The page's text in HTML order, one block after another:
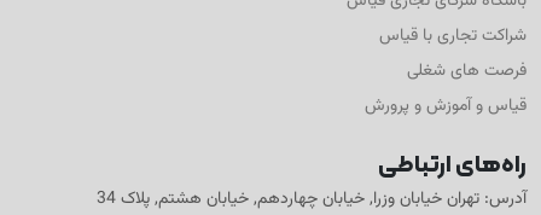
شراکت تجاری با قیاس
فرصت های شغلی
قیاس و آموزش و پرورش
راه‌های ارتباطی
آدرس: تهران خیابان وزرا, خیابان چهاردهم, خیابان هشتم, پلاک 34